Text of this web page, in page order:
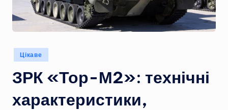
Опубліковано
у
Цікаве
ЗРК «Тор-М2»: технічні
характеристики,